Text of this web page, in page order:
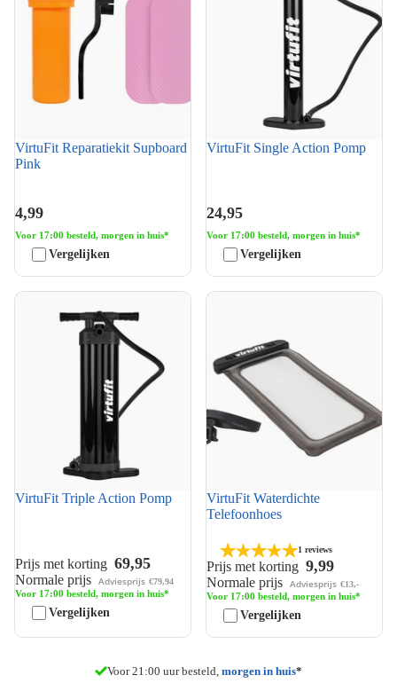
VirtuFit Reparatiekit Supboard
Pink
4,99
Voor 17:00 besteld, morgen in huis*
Vergelijken
VirtuFit Single Action Pomp
24,95
Voor 17:00 besteld, morgen in huis*
Vergelijken
VirtuFit Triple Action Pomp
VirtuFit Triple Action Pomp
Prijs met korting 69,95
Normale prijs Adviesprijs €79,94
Voor 17:00 besteld, morgen in huis*
Vergelijken
VirtuFit Waterdichte
VirtuFit Waterdichte
Telefoonhoes
1 reviews
Prijs met korting 9,99
Normale prijs Adviesprijs €13,-
Voor 17:00 besteld, morgen in huis*
Vergelijken
Voor 21:00 uur besteld, morgen in huis*